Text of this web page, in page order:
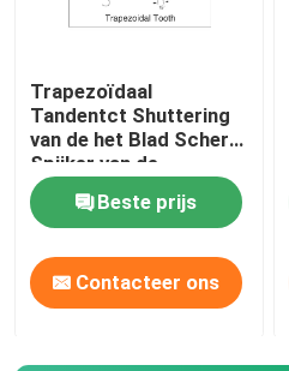
Trapezoïdaal
Tandentct Shuttering
van de het Blad Scherp
Spijker van de
Bouwzaag Materiaal
Beste prijs
Contacteer ons